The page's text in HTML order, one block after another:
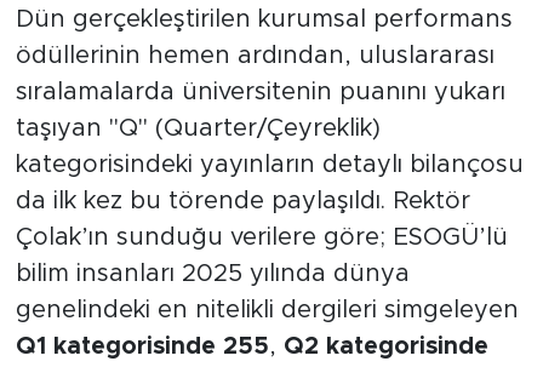
Dün gerçekleştirilen kurumsal performans
ödüllerinin hemen ardından, uluslararası
sıralamalarda üniversitenin puanını yukarı
taşıyan "Q" (Quarter/Çeyreklik)
kategorisindeki yayınların detaylı bilançosu
da ilk kez bu törende paylaşıldı. Rektör
Çolak’ın sunduğu verilere göre; ESOGÜ’lü
bilim insanları 2025 yılında dünya
genelindeki en nitelikli dergileri simgeleyen
Q1 kategorisinde 255, Q2 kategorisinde